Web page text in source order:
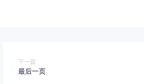
下一篇
最后一页